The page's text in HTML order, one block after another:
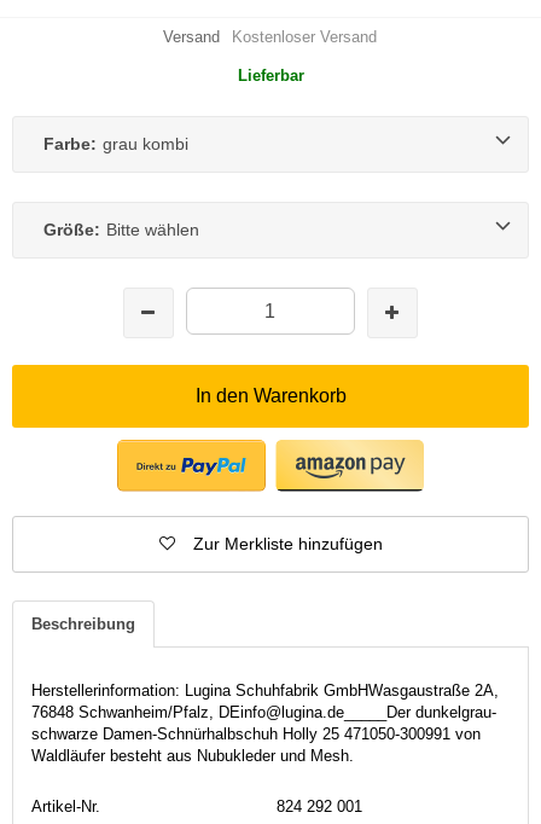
Versand Kostenloser Versand
Lieferbar
Farbe: grau kombi
Größe: Bitte wählen
In den Warenkorb
Zur Merkliste hinzufügen
Beschreibung
Herstellerinformation: Lugina Schuhfabrik GmbHWasgaustraße 2A,
76848 Schwanheim/Pfalz, DEinfo@lugina.de_____Der dunkelgrau-
schwarze Damen-Schnürhalbschuh Holly 25 471050-300991 von
Waldläufer besteht aus Nubukleder und Mesh.
Artikel-Nr.
824 292 001